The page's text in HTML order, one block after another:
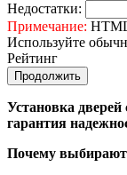
Недостатки:
Примечание:
Используйте
Рейтинг
Продолжить
Установка
гарантия
Почему выбирают